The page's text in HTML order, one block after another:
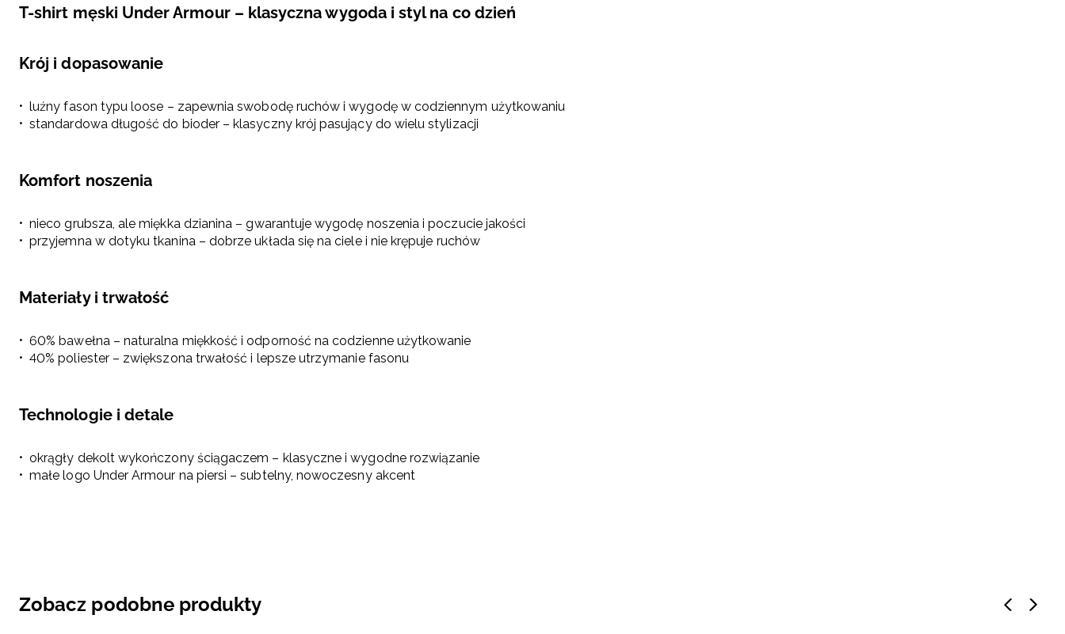
T-shirt męski Under Armour – klasyczna wygoda i styl na co dzień
Krój i dopasowanie
luźny fason typu loose – zapewnia swobodę ruchów i wygodę w codziennym użytkowaniu
standardowa długość do bioder – klasyczny krój pasujący do wielu stylizacji
Komfort noszenia
nieco grubsza, ale miękka dzianina – gwarantuje wygodę noszenia i poczucie jakości
przyjemna w dotyku tkanina – dobrze układa się na ciele i nie krępuje ruchów
Materiały i trwałość
60% bawełna – naturalna miękkość i odporność na codzienne użytkowanie
40% poliester – zwiększona trwałość i lepsze utrzymanie fasonu
Technologie i detale
okrągły dekolt wykończony ściągaczem – klasyczne i wygodne rozwiązanie
małe logo Under Armour na piersi – subtelny, nowoczesny akcent
Zobacz podobne produkty